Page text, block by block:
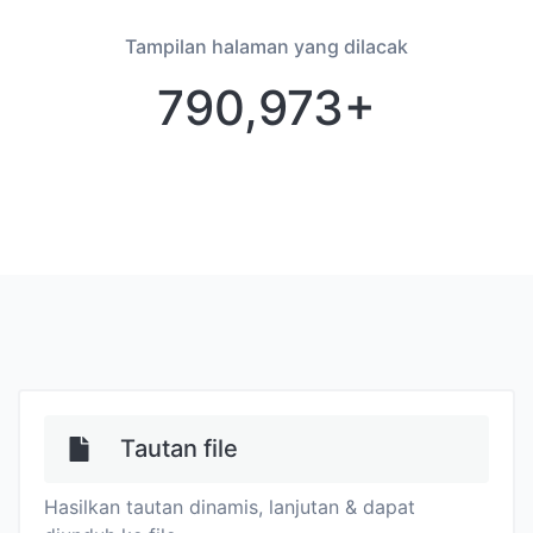
Tampilan halaman yang dilacak
790,973+
Tautan file
Hasilkan tautan dinamis, lanjutan & dapat